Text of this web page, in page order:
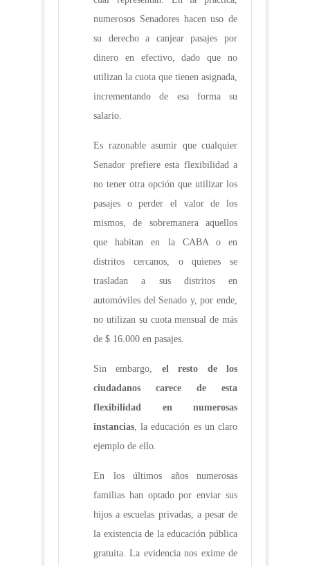
numerosos Senadores hacen uso de
su derecho a canjear pasajes por
dinero en efectivo, dado que no
utilizan la cuota que tienen asignada,
incrementando de esa forma su
salario.
Es razonable asumir que cualquier
Senador prefiere esta flexibilidad a
no tener otra opción que utilizar los
pasajes o perder el valor de los
mismos, de sobremanera aquellos
que habitan en la CABA o en
distritos cercanos, o quienes se
trasladan a sus distritos en
automóviles del Senado y, por ende,
no utilizan su cuota mensual de más
de $ 16.000 en pasajes.
Sin embargo, el resto de los
ciudadanos carece de esta
flexibilidad en numerosas
instancias, la educación es un claro
ejemplo de ello.
En los últimos años numerosas
familias han optado por enviar sus
hijos a escuelas privadas, a pesar de
la existencia de la educación pública
gratuita. La evidencia nos exime de